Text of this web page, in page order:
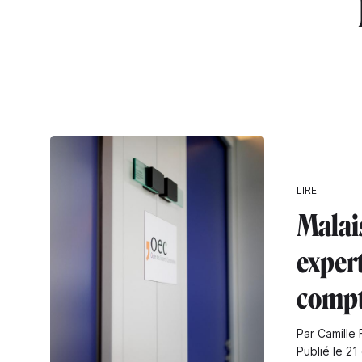
LIRE
Par Camille
Publié le